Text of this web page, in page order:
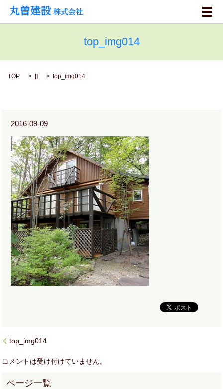
メ
top_img014
TOP [] top_img014
2016-09-09
top_img014
コメントは受け付けていません。